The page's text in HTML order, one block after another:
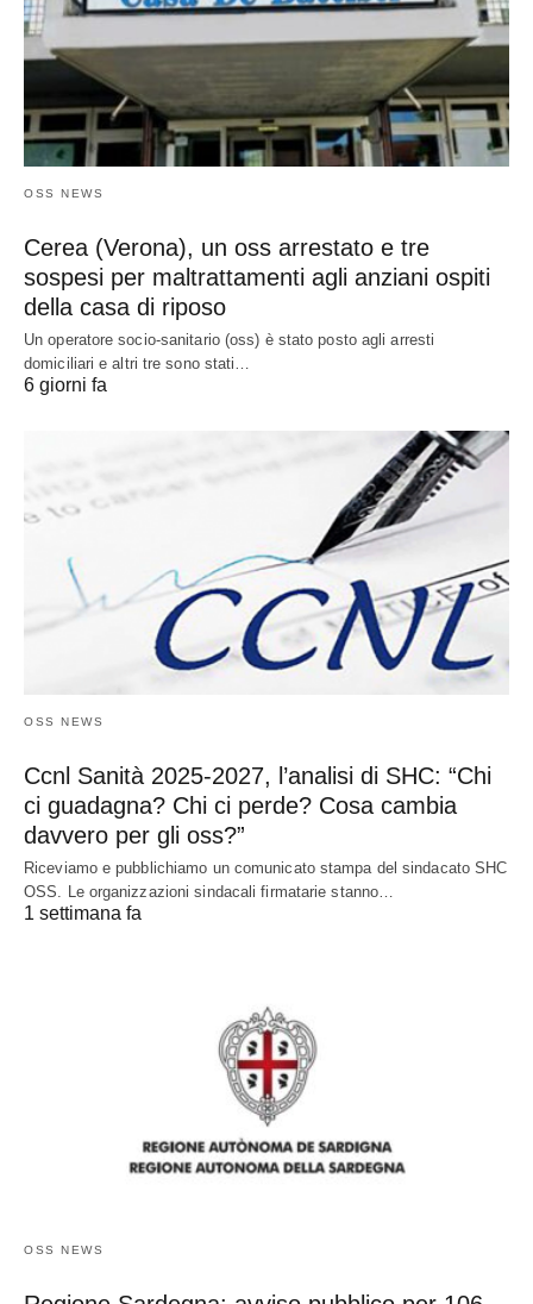
OSS NEWS
Cerea (Verona), un oss arrestato e tre
sospesi per maltrattamenti agli anziani ospiti
della casa di riposo
Un operatore socio-sanitario (oss) è stato posto agli arresti
domiciliari e altri tre sono stati…
6 giorni fa
OSS NEWS
Ccnl Sanità 2025-2027, l’analisi di SHC: “Chi
ci guadagna? Chi ci perde? Cosa cambia
davvero per gli oss?”
Riceviamo e pubblichiamo un comunicato stampa del sindacato SHC
OSS. Le organizzazioni sindacali firmatarie stanno…
1 settimana fa
OSS NEWS